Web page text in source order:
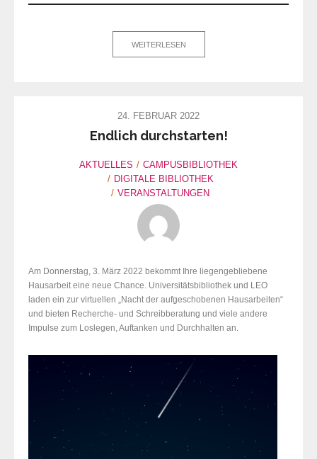
WEITERLESEN
24. FEBRUAR 2022
Endlich durchstarten!
AKTUELLES
CAMPUSBIBLIOTHEK
DIGITALE BIBLIOTHEK
VERANSTALTUNGEN
Am Donnerstag, 3. März 2022 bekommt Ihre liegengebliebene
Hausarbeit eine neue Chance. Universitätsbibliothek und LEO
laden ein zur virtuellen „Nacht der aufgeschobenen Hausarbeiten“
und bieten Recherche- und Schreibberatung und viele andere
Impulse zum Loslegen, Auftanken und Durchhalten an.